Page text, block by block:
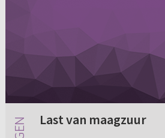
Last van maagzuur